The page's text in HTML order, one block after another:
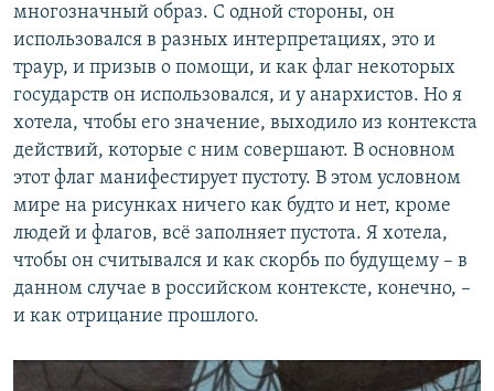
многозначный образ. С одной стороны, он
использовался в разных интерпретациях, это и
траур, и призыв о помощи, и как флаг некоторых
государств он использовался, и у анархистов. Но я
хотела, чтобы его значение, выходило из контекста
действий, которые с ним совершают. В основном
этот флаг манифестирует пустоту. В этом условном
мире на рисунках ничего как будто и нет, кроме
людей и флагов, всё заполняет пустота. Я хотела,
чтобы он считывался и как скорбь по будущему – в
данном случае в российском контексте, конечно, –
и как отрицание прошлого.